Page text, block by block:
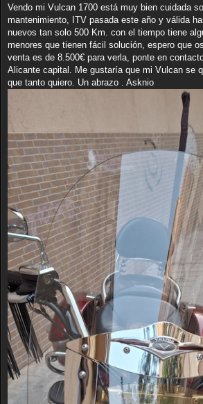
n
a
j
Vendo mi Vulcan 1700 está muy bien cuidada
mantenimiento, ITV pasada este año y válida
nuevos tan solo 500 Km. con el tiempo tiene
menores que tienen fácil solución, espero que
venta es de 8.500€ para verla, ponte en
Alicante capital. Me gustaría que mi Vulcan se
que tanto quiero. Un abrazo . Asknio